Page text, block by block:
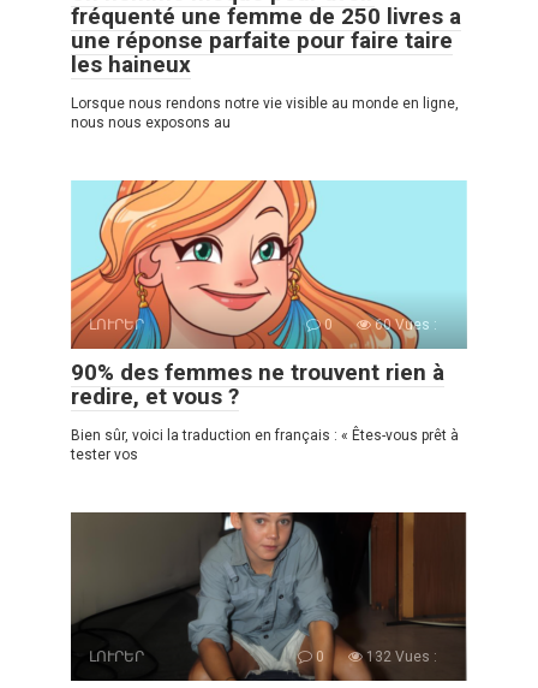
fréquenté une femme de 250 livres a
une réponse parfaite pour faire taire
les haineux
Lorsque nous rendons notre vie visible au monde en ligne,
nous nous exposons au
ԼՈՒՐԵՐ 0 60 Vues :
90% des femmes ne trouvent rien à
redire, et vous ?
Bien sûr, voici la traduction en français : « Êtes-vous prêt à
tester vos
ԼՈՒՐԵՐ 0 132 Vues :